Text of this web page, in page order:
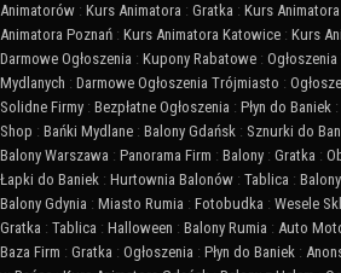
Animatorów : Kurs Animatora : Gratka : Kurs
Animatora Poznań : Kurs Animatora Katowice : Kurs
Darmowe Ogłoszenia : Kupony Rabatowe :
Mydlanych : Darmowe Ogłoszenia Trójmiasto :
Solidne Firmy : Bezpłatne Ogłoszenia : Płyn do Baniek :
Shop : Bańki Mydlane : Balony Gdańsk : Sznurki do
Balony Warszawa : Panorama Firm : Balony : Gratka :
Łapki do Baniek : Hurtownia Balonów : Tablica : Balony
Balony Gdynia : Miasto Rumia : Fotobudka : Wesele
Gratka : Tablica : Halloween : Balony Rumia : Auto
Baza Firm : Gratka : Ogłoszenia : Płyn do Baniek :